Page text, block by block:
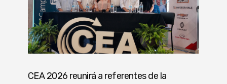
CEA 2026 reunirá a referentes de la